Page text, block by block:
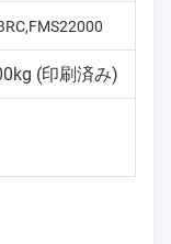
(印刷済み)